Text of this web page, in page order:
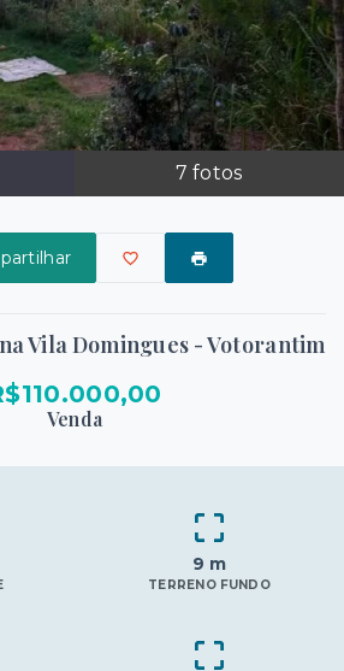
7 fotos
Vila Domingues - Votorantim
Venda
9 m
TERRENO FUNDO